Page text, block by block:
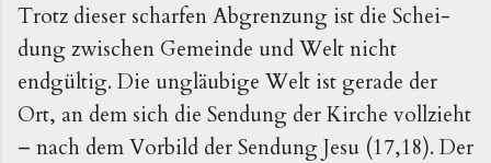
Trotz dieser scharfen Abgrenzung ist die Schei­
dung zwischen Gemeinde und Welt nicht
endgültig. Die un­gläubige Welt ist gerade der
Ort, an dem sich die Sendung der Kirche vollzieht
– nach dem Vorbild der Sendung Jesu (17,18). Der